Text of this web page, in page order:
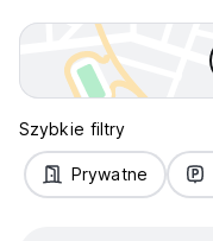
Szybkie filtry
Prywatne